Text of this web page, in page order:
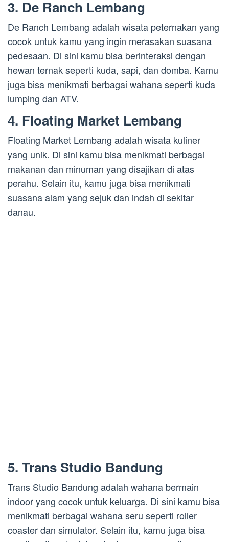
3. De Ranch Lembang
De Ranch Lembang adalah wisata peternakan yang
cocok untuk kamu yang ingin merasakan suasana
pedesaan. Di sini kamu bisa berinteraksi dengan
hewan ternak seperti kuda, sapi, dan domba. Kamu
juga bisa menikmati berbagai wahana seperti kuda
lumping dan ATV.
4. Floating Market Lembang
Floating Market Lembang adalah wisata kuliner
yang unik. Di sini kamu bisa menikmati berbagai
makanan dan minuman yang disajikan di atas
perahu. Selain itu, kamu juga bisa menikmati
suasana alam yang sejuk dan indah di sekitar
danau.
5. Trans Studio Bandung
Trans Studio Bandung adalah wahana bermain
indoor yang cocok untuk keluarga. Di sini kamu bisa
menikmati berbagai wahana seru seperti roller
coaster dan simulator. Selain itu, kamu juga bisa